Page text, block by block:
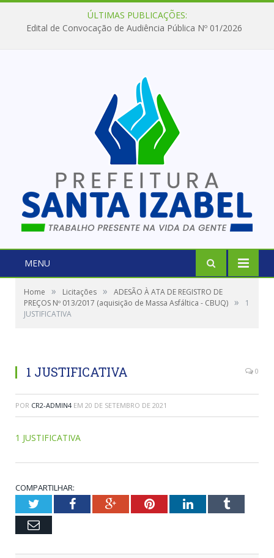
ÚLTIMAS PUBLICAÇÕES:
Edital de Convocação de Audiência Pública Nº 01/2026
MENU
Home » Licitações »
ADESÃO À ATA DE REGISTRO DE
PREÇOS Nº 013/2017 (aquisição de Massa Asfáltica - CBUQ) »
1
JUSTIFICATIVA
1 JUSTIFICATIVA 0
POR CR2-ADMIN4 EM 20 DE SETEMBRO DE 2021
1 JUSTIFICATIVA
COMPARTILHAR:
TwitterFacebookGoogle+PinterestLinkedInTumblr
Email